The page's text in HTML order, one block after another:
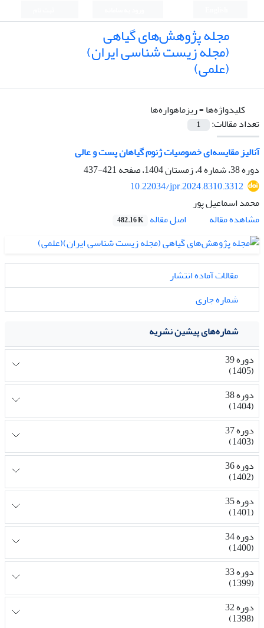
مجله پژوهش‌های گیاهی
(مجله زیست شناسی ایران)
(علمی)
کلیدواژه‌ها =ریزماهواره‌ها
تعداد مقالات:
1
آنالیز مقایسه‌ای خصوصیات ژنوم گیاهان پست و عالی
دوره 38، شماره 4، زمستان 1404، صفحه
421-437
10.22034/jpr.2024.8310.3312
محمد اسماعیل پور
مشاهده مقاله
اصل مقاله 482.16 K
مقالات آماده انتشار
شماره جاری
شماره‌های پیشین نشریه
دوره 39
(1405)
دوره 38
(1404)
دوره 37
(1403)
دوره 36
(1402)
دوره 35
(1401)
دوره 34
(1400)
دوره 33
(1399)
دوره 32
(1398)